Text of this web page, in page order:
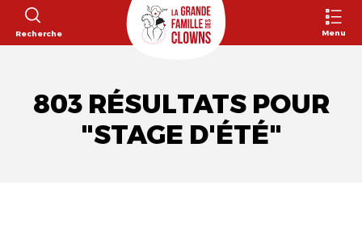
Recherche Menu
803 RÉSULTATS POUR
"STAGE D'ÉTÉ"